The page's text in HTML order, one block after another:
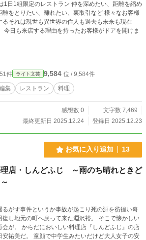
1日1組限定のレストラン 仲を深めたい、距離を縮め
離をとりたい、離れたい、裏取引など 様々なお客様
るそれは現世も異世界の住人も過去も未来も現在
今日も来店する理由を持ったお客様がドアを開けま
件 ライト文芸 9,584 位 / 9,584件
集 レストラン 料理
感想数 0
文字数 7,469
最終更新日 2025.12.24
登録日 2025.12.23
お気に入り追加 13
店・しんどふじ ～雨のち晴れときど
るがす事件というか事故が起こり死の淵を彷徨い奇
復し地元の町へ戻って来た淵沢裕。 そこで懐かしい
会が。 からだにおいしい料理店『しんどふじ』の店
安祐美だ。 童顔で中学生みたいだけど大人女子の安